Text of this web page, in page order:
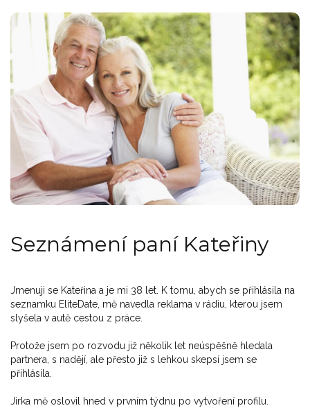
Seznámení paní Kateřiny
Jmenuji se Kateřina a je mi 38 let. K tomu, abych se přihlásila na
seznamku EliteDate, mě navedla reklama v rádiu, kterou jsem
slyšela v autě cestou z práce.
Protože jsem po rozvodu již několik let neúspěšně hledala
partnera, s nadějí, ale přesto již s lehkou skepsí jsem se
přihlásila.
Jirka mě oslovil hned v prvním týdnu po vytvoření profilu.